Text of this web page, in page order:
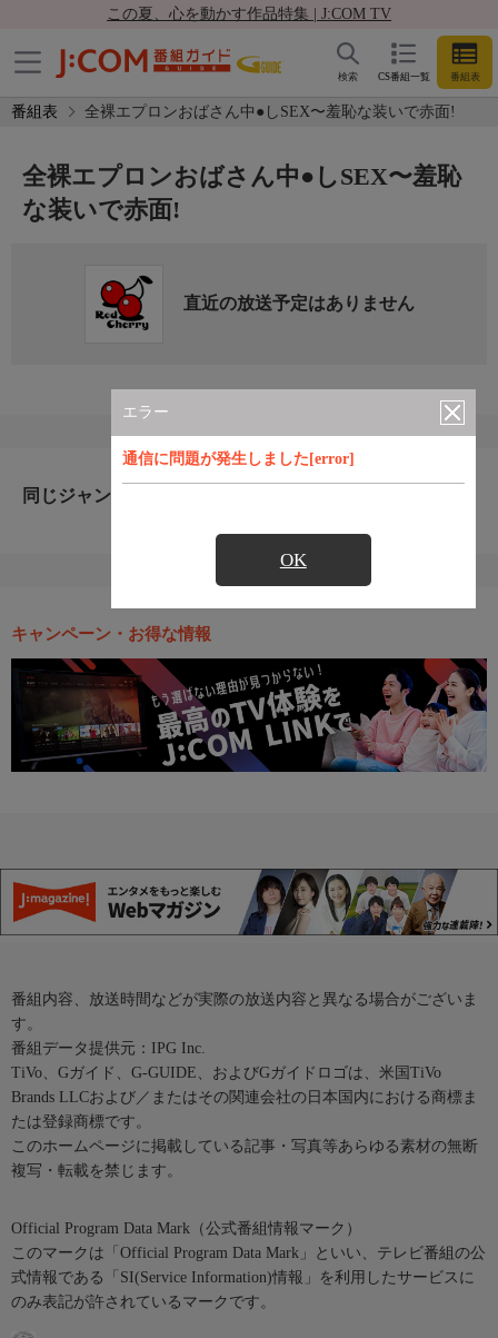
この夏、心を動かす作品特集 | J:COM TV
CS番組一覧 番組表
検索
番組表 全裸エプロンおばさん中●しSEX〜羞恥な装いで赤面!
エラー
通信に問題が発生しました[error]
OK
全裸エプロンおばさん中●しSEX〜羞恥
な装いで赤面!
直近の放送予定はありません
同じジャンルのおすすめ番組
キャンペーン・お得な情報
番組内容、放送時間などが実際の放送内容と異なる場合がございま
す。
番組データ提供元：IPG Inc.
TiVo、Gガイド、G-GUIDE、およびGガイドロゴは、米国TiVo
Brands LLCおよび／またはその関連会社の日本国内における商標ま
たは登録商標です。
このホームページに掲載している記事・写真等あらゆる素材の無断
複写・転載を禁じます。
Official Program Data Mark（公式番組情報マーク）
このマークは「Official Program Data Mark」といい、テレビ番組の公
式情報である「SI(Service Information)情報」を利用したサービスに
のみ表記が許されているマークです。